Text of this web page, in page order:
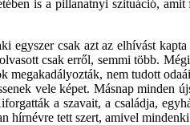
is a pillanatnyi szituáció,
egyszer csak azt az elhívást
csak erről, semmi több.
megakadályozták, nem tudott
vele képet. Másnap
a szavait, a családja,
tett szert, amivel